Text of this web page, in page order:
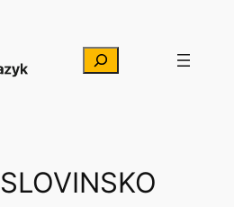
Hľadať
SLOVINSKO